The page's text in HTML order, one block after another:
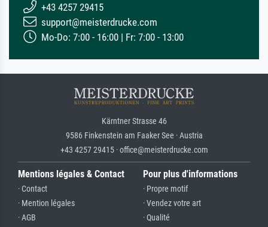
+43 4257 29415
support@meisterdrucke.com
Mo-Do: 7:00 - 16:00 | Fr: 7:00 - 13:00
Kärntner Strasse 46
9586 Finkenstein am Faaker See · Austria
+43 4257 29415 · office@meisterdrucke.com
Mentions légales & Contact
· Contact
· Mention légales
· AGB
Pour plus d'informations
· Propre motif
· Vendez votre art
· Qualité